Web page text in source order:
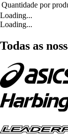
Quantidade por
Loading...
Loading...
Todas as